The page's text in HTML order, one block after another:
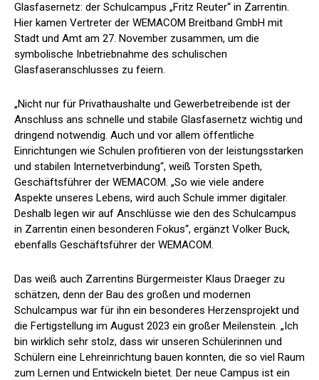
Glasfasernetz: der Schulcampus „Fritz Reuter“ in Zarrentin.
Hier kamen Vertreter der WEMACOM Breitband GmbH mit
Stadt und Amt am 27. November zusammen, um die
symbolische Inbetriebnahme des schulischen
Glasfaseranschlusses zu feiern.
„Nicht nur für Privathaushalte und Gewerbetreibende ist der
Anschluss ans schnelle und stabile Glasfasernetz wichtig und
dringend notwendig. Auch und vor allem öffentliche
Einrichtungen wie Schulen profitieren von der leistungsstarken
und stabilen Internetverbindung“, weiß Torsten Speth,
Geschäftsführer der WEMACOM. „So wie viele andere
Aspekte unseres Lebens, wird auch Schule immer digitaler.
Deshalb legen wir auf Anschlüsse wie den des Schulcampus
in Zarrentin einen besonderen Fokus“, ergänzt Volker Buck,
ebenfalls Geschäftsführer der WEMACOM.
Das weiß auch Zarrentins Bürgermeister Klaus Draeger zu
schätzen, denn der Bau des großen und modernen
Schulcampus war für ihn ein besonderes Herzensprojekt und
die Fertigstellung im August 2023 ein großer Meilenstein. „Ich
bin wirklich sehr stolz, dass wir unseren Schülerinnen und
Schülern eine Lehreinrichtung bauen konnten, die so viel Raum
zum Lernen und Entwickeln bietet. Der neue Campus ist ein